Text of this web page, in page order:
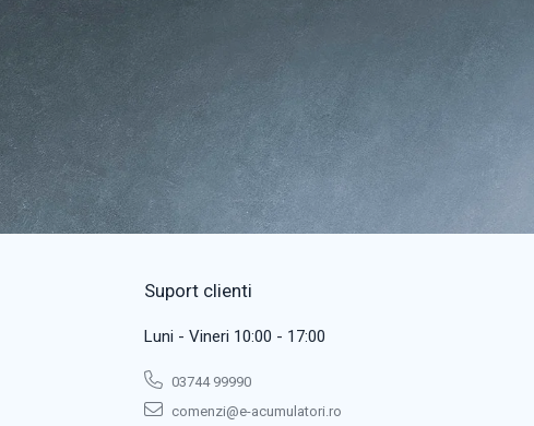
Suport clienti
Luni - Vineri 10:00 - 17:00
03744 99990
comenzi@e-acumulatori.ro